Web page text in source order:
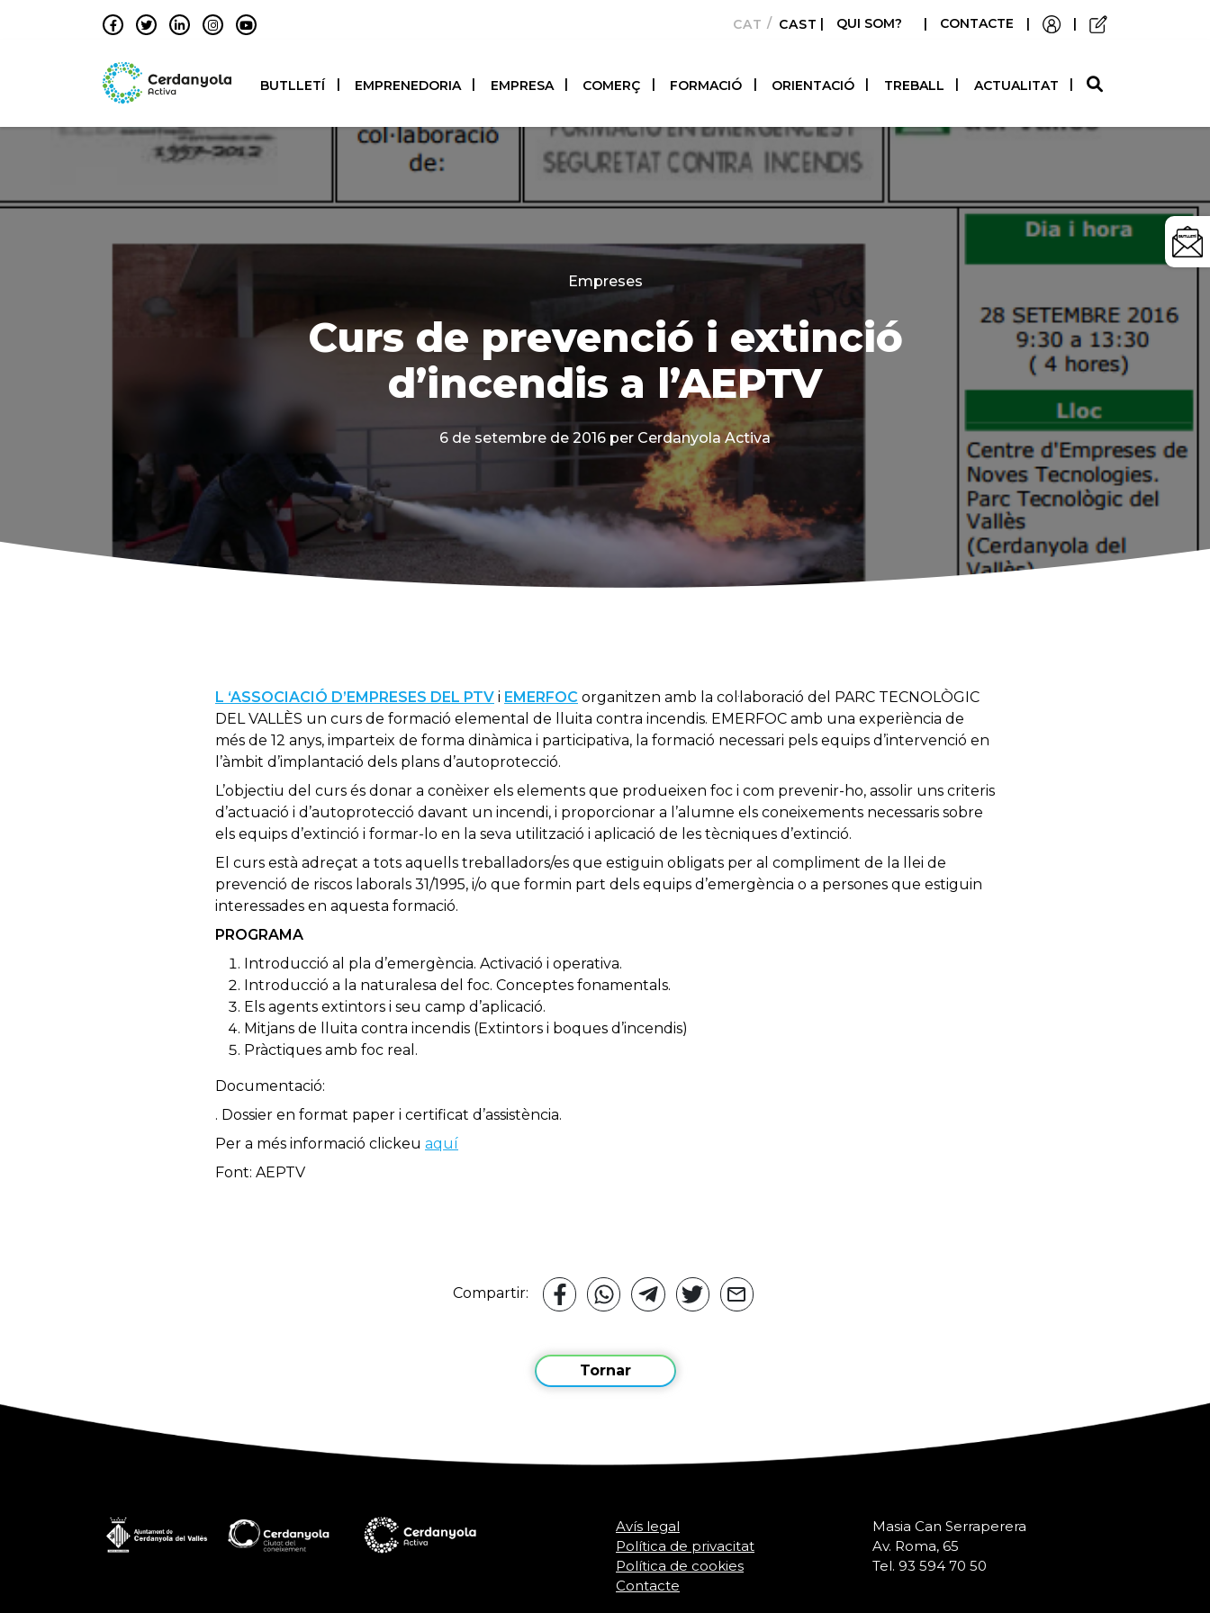
CATALÀCASTELLANO
| QUI SOM? | CONTACTE | |
BUTLLETÍ EMPRENEDORIA EMPRESA COMERÇ FORMACIÓ ORIENTACIÓ TREBALL ACTUALITAT
Categories
Empreses
Curs de prevenció i extinció
d’incendis a l’AEPTV
6 de setembre de 2016 per Cerdanyola Activa
L ‘ASSOCIACIÓ D’EMPRESES DEL PTV i EMERFOC organitzen amb la col·laboració del PARC TECNOLÒGIC
DEL VALLÈS un curs de formació elemental de lluita contra incendis. EMERFOC amb una experiència de
més de 12 anys, imparteix de forma dinàmica i participativa, la formació necessari pels equips d’intervenció en
l’àmbit d’implantació dels plans d’autoprotecció.
L’objectiu del curs és donar a conèixer els elements que produeixen foc i com prevenir-ho, assolir uns criteris
d’actuació i d’autoprotecció davant un incendi, i proporcionar a l’alumne els coneixements necessaris sobre
els equips d’extinció i formar-lo en la seva utilització i aplicació de les tècniques d’extinció.
El curs està adreçat a tots aquells treballadors/es que estiguin obligats per al compliment de la llei de
prevenció de riscos laborals 31/1995, i/o que formin part dels equips d’emergència o a persones que estiguin
interessades en aquesta formació.
PROGRAMA
Introducció al pla d’emergència. Activació i operativa.
Introducció a la naturalesa del foc. Conceptes fonamentals.
Els agents extintors i seu camp d’aplicació.
Mitjans de lluita contra incendis (Extintors i boques d’incendis)
Pràctiques amb foc real.
Documentació:
. Dossier en format paper i certificat d’assistència.
Per a més informació clickeu aquí
Font: AEPTV
Compartir:
Tornar
Avís legal
Política de privacitat
Política de cookies
Contacte
Masia Can Serraperera
Av. Roma, 65
Tel. 93 594 70 50